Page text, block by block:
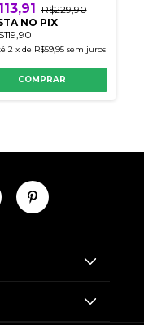
R$229,90
NO PIX
2 x de R$59,95 sem juros
COMPRAR